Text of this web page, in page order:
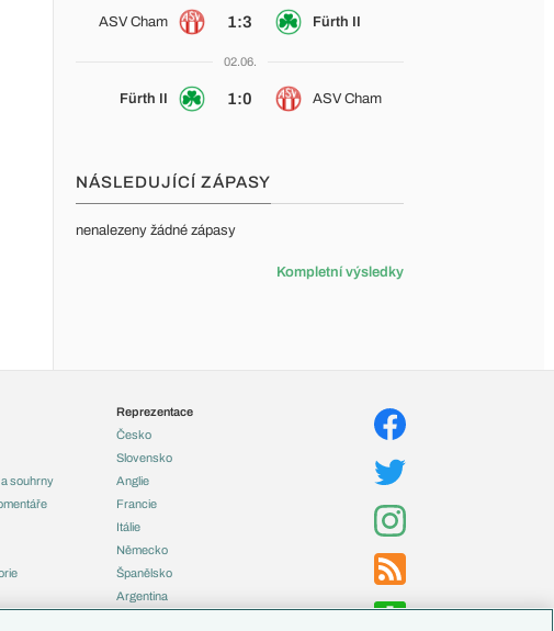
ASV Cham 1:3 Fürth II
02.06.
Fürth II 1:0 ASV Cham
NÁSLEDUJÍCÍ ZÁPASY
nenalezeny žádné zápasy
Kompletní výsledky
souhrny
Reprezentace
Česko
Slovensko
Anglie
Francie
Itálie
Německo
Španělsko
Argentina